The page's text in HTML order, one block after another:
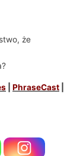
że
|PhraseCast